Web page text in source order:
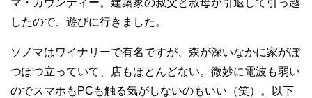
マ・カウンティー。建築家の叔父と叔母が引退して引っ越
したので、遊びに行きました。
ソノマはワイナリーで有名ですが、森が深いなかに家がぽ
つぽつ立っていて、店もほとんどない。微妙に電波も弱い
のでスマホもPCも触る気がしないのもいい（笑）。以下